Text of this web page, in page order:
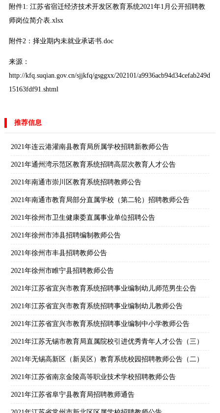
附件1: 江苏省宿迁经济技术开发区教育系统2021年1月公开招聘教
师岗位简介表.xlsx
附件2： 择业期内未就业承诺书.doc
来源：
http://kfq.suqian.gov.cn/sjjkfq/gsggxx/202101/a9936acb94d34cefab249d
15163fdf91.shtml
推荐信息
2021年连云港灌南县教育局所属学校招聘新教师公告
2021年通州湾示范区教育系统招聘高层次教育人才公告
2021年南通市崇川区教育系统招聘教师公告
2021年南通市教育局部分直属学校（第二轮）招聘教师公告
2021年徐州市卫生健康委直属事业单位招聘公告
2021年徐州市沛县招聘编制教师公告
2021年徐州市丰县招聘教师公告
2021年徐州市睢宁县招聘教师公告
2021年江苏省宜兴市教育系统招聘事业编制幼儿师范男生公告
2021年江苏省宜兴市教育系统招聘事业编制幼儿教师公告
2021年江苏省宜兴市教育系统招聘事业编制中小学教师公告
2021年江苏无锡市教育局直属院校引进优秀青年人才公告（三）
2021年无锡高新区（新吴区）教育系统校园招聘教师公告（二）
2021年江苏省南京金陵高等职业技术学校招聘教师公告
2021年江苏省阜宁县教育局招聘教师通告